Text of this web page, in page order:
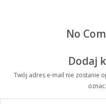
No
Dodaj
Twój adres e-mail nie zostanie